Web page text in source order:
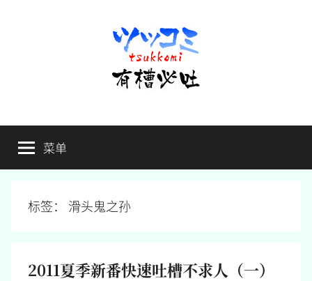
有
槽
必
槽，
毋
菜单
标签： 滑头鬼之孙
2011夏季新番快速吐槽不求人（一）